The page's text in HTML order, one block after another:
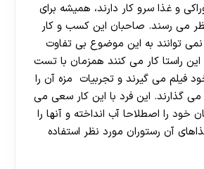
و غذا سرو کار دارند، همیشه برای
می رسند. صاحبان این کسب و کار
توانند به این موضوع بی تفاوت
راستا کار می کنند همزمان با تست
فیلم می گیرند و تجربیات مزه آن را
می گذارند. این فرد با این کار سعی می
خود را اصطلاحا آب انداخته و آنها را
آن رستوران مورد نظر استفاده